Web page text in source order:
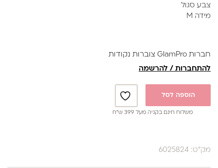
צבע סגול
מידה M
חברות GlamPro צוברות נקודות
להתחברות / להרשמה
הוספה לסל
משלוח חינם בקניה מעל 399 ש”ח
מק"ט: 6025824